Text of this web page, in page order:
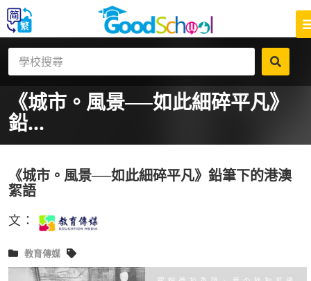
《城市。風景──如此細碎平凡》
鉛...
《城市。風景──如此細碎平凡》鉛筆下的港澳
絮語
文：
教育傳媒